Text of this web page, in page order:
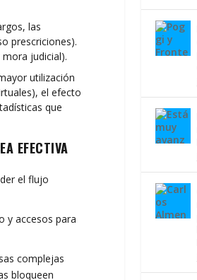
las
prescriciones).
judicial).
utilización
el efecto
que
EFECTIVA
el flujo
y accesos para
complejas
bloqueen